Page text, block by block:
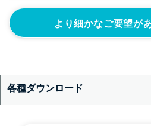
より細かなご要望が
各種ダウンロード